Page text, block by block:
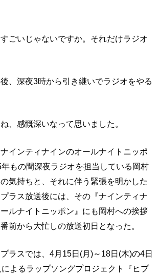
ごいじゃないですか。それだけラジオ
、深夜3時から引き継いでラジオをやる
、感慨深いなって思いました。
インティナインのオールナイトニッポ
もの間深夜ラジオを担当している岡村
気持ちと、それに伴う緊張を明かした
ラス放送後には、その『ナインティナ
ルナイトニッポン』にも岡村への挨拶
前から大忙しの放送初日となった。
ラスでは、4月15日(月)～18日(木)の4日
よるラップソングプロジェクト『‪ヒプ